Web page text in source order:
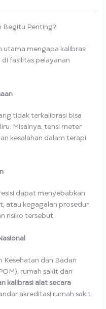
Begitu Penting?
utama mengapa kalibrasi
fasilitas pelayanan
tidak terkalibrasi bisa
Misalnya, tensi meter
kesalahan dalam terapi
dapat menyebabkan
atau kegagalan prosedur.
risiko tersebut.
Kesehatan dan Badan
rumah sakit dan
kalibrasi alat secara
akreditasi rumah sakit.